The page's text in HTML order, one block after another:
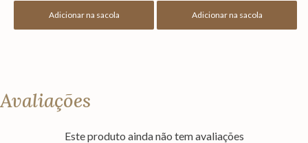
Adicionar na sacola Adicionar na sacola
Avaliações
Este produto ainda não tem avaliações